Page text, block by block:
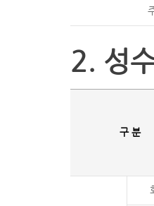
2. 성
구 분